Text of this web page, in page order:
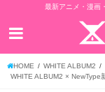
最新アニメ・漫画
HOME
WHITE ALBUM2
WHITE ALBUM2 × NewType